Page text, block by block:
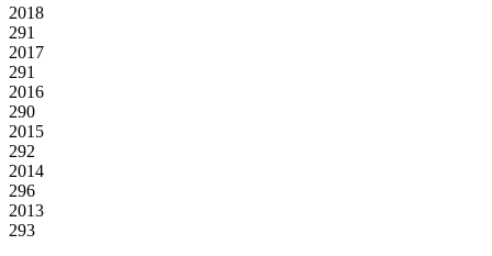
2018
291
2017
291
2016
290
2015
292
2014
296
2013
293